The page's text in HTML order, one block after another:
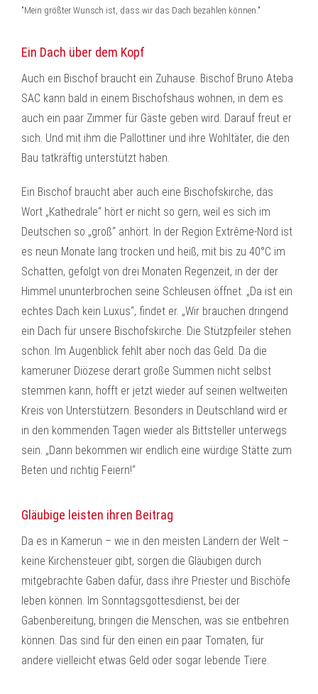
"Mein größter Wunsch ist, dass wir das Dach bezahlen können."
Ein Dach über dem Kopf
Auch ein Bischof braucht ein Zuhause. Bischof Bruno Ateba
SAC kann bald in einem Bischofshaus wohnen, in dem es
auch ein paar Zimmer für Gäste geben wird. Darauf freut er
sich. Und mit ihm die Pallottiner und ihre Wohltäter, die den
Bau tatkräftig unterstützt haben.
Ein Bischof braucht aber auch eine Bischofskirche, das
Wort „Kathedrale“ hört er nicht so gern, weil es sich im
Deutschen so „groß“ anhört. In der Region Extrême-Nord ist
es neun Monate lang trocken und heiß, mit bis zu 40°C im
Schatten, gefolgt von drei Monaten Regenzeit, in der der
Himmel ununterbrochen seine Schleusen öffnet. „Da ist ein
echtes Dach kein Luxus“, findet er. „Wir brauchen dringend
ein Dach für unsere Bischofskirche. Die Stützpfeiler stehen
schon. Im Augenblick fehlt aber noch das Geld. Da die
kameruner Diözese derart große Summen nicht selbst
stemmen kann, hofft er jetzt wieder auf seinen weltweiten
Kreis von Unterstützern. Besonders in Deutschland wird er
in den kommenden Tagen wieder als Bittsteller unterwegs
sein. „Dann bekommen wir endlich eine würdige Stätte zum
Beten und richtig Feiern!“
Gläubige leisten ihren Beitrag
Da es in Kamerun – wie in den meisten Ländern der Welt –
keine Kirchensteuer gibt, sorgen die Gläubigen durch
mitgebrachte Gaben dafür, dass ihre Priester und Bischöfe
leben können. Im Sonntagsgottesdienst, bei der
Gabenbereitung, bringen die Menschen, was sie entbehren
können. Das sind für den einen ein paar Tomaten, für
andere vielleicht etwas Geld oder sogar lebende Tiere.